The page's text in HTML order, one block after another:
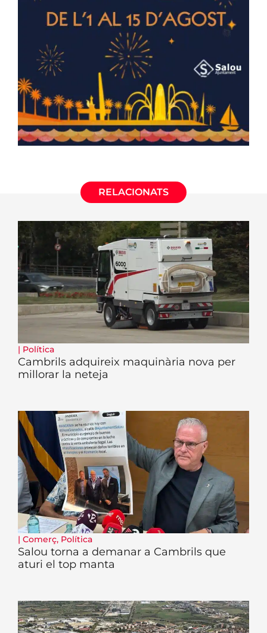
RELACIONATS
| Política
Cambrils adquireix maquinària nova per
millorar la neteja
| Comerç, Política
Salou torna a demanar a Cambrils que
aturi el top manta